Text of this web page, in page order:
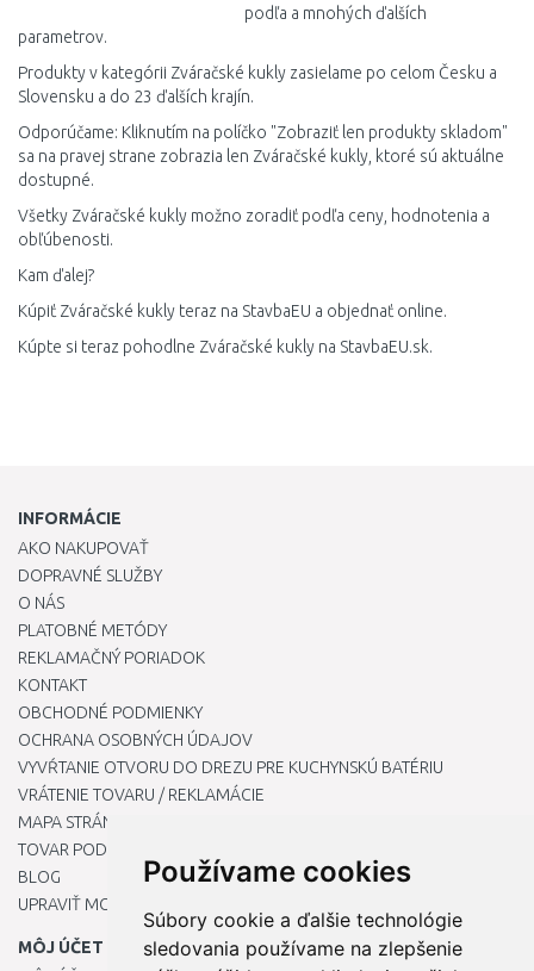
Používame cookies
Súbory cookie a ďalšie technológie
sledovania používame na zlepšenie
podľa a mnohých ďalších
parametrov.
Produkty v kategórii Zváračské kukly zasielame po celom Česku a
Slovensku a do 23 ďalších krajín.
Odporúčame: Kliknutím na políčko "Zobraziť len produkty skladom"
sa na pravej strane zobrazia len Zváračské kukly, ktoré sú aktuálne
dostupné.
Všetky Zváračské kukly možno zoradiť podľa ceny, hodnotenia a
obľúbenosti.
Kam ďalej?
Kúpiť Zváračské kukly teraz na StavbaEU a objednať online.
Kúpte si teraz pohodlne Zváračské kukly na StavbaEU.sk.
INFORMÁCIE
AKO NAKUPOVAŤ
DOPRAVNÉ SLUŽBY
O NÁS
PLATOBNÉ METÓDY
REKLAMAČNÝ PORIADOK
KONTAKT
OBCHODNÉ PODMIENKY
OCHRANA OSOBNÝCH ÚDAJOV
VYVŔTANIE OTVORU DO DREZU PRE KUCHYNSKÚ BATÉRIU
VRÁTENIE TOVARU / REKLAMÁCIE
MAPA STRÁNOK
TOVAR PODĽA ZNAČIEK
BLOG
UPRAVIŤ MOJE PREDVOĽBY COOKIES
MÔJ ÚČET